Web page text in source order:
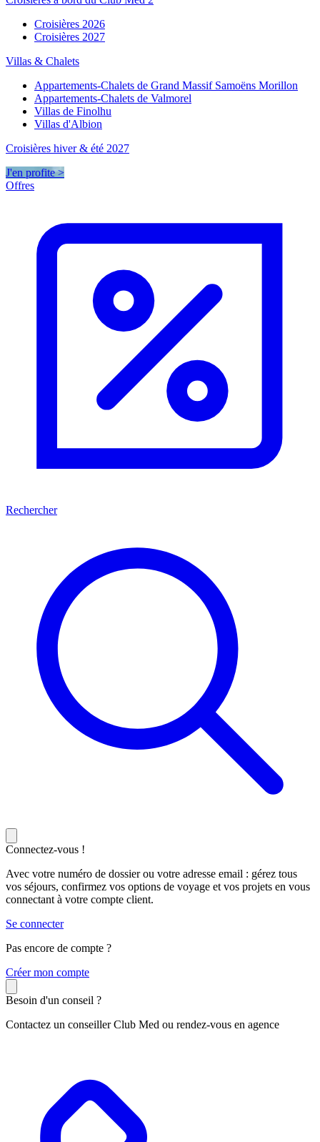
Croisières 2026
Croisières 2027
Villas & Chalets
Appartements-Chalets de Grand Massif Samoëns Morillon
Appartements-Chalets de Valmorel
Villas de Finolhu
Villas d'Albion
Croisières hiver & été 2027
J'en profite >
Offres
Rechercher
Connectez-vous !
Avec votre numéro de dossier ou votre adresse email : gérez tous
vos séjours, confirmez vos options de voyage et vos projets en vous
connectant à votre compte client.
Se connecter
Pas encore de compte ?
Créer mon compte
Besoin d'un conseil ?
Contactez un conseiller Club Med ou rendez-vous en agence